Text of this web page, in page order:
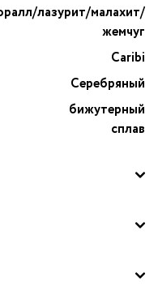
лазурит/малахит/
жемчуг
Caribi
Серебряный
бижутерный
сплав
изысканное
модель